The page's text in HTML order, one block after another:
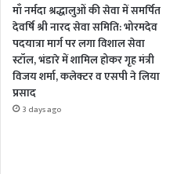
माँ नर्मदा श्रद्धालुओं की सेवा में समर्पित
देवर्षि श्री नारद सेवा समिति: भोरमदेव
पदयात्रा मार्ग पर लगा विशाल सेवा
स्टॉल, भंडारे में शामिल होकर गृह मंत्री
विजय शर्मा, कलेक्टर व एसपी ने लिया
प्रसाद
3 days ago